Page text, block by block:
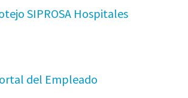
SIPROSA Hospitales
del Empleado